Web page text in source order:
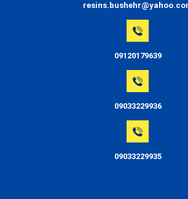
09120179639
09033229936
09033229935